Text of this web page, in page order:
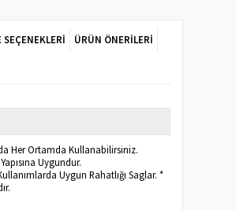
SEÇENEKLERI
ÜRÜN ÖNERILERI
Her Ortamda Kullanabilirsiniz.
Uygundur.
Uygun Rahatlığı Saglar. *